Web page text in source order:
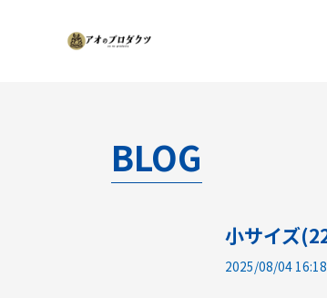
BLOG
小サイズ
2025/08/04 16:18